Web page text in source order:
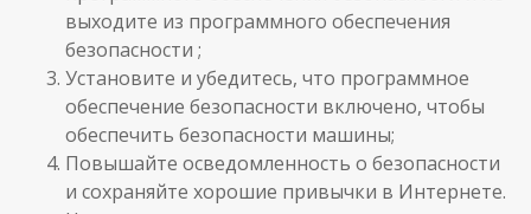
выходите из программного обеспечения
безопасности ;
Установите и убедитесь, что программное
обеспечение безопасности включено, чтобы
обеспечить безопасности машины;
Повышайте осведомленность о безопасности
и сохраняйте хорошие привычки в Интернете.